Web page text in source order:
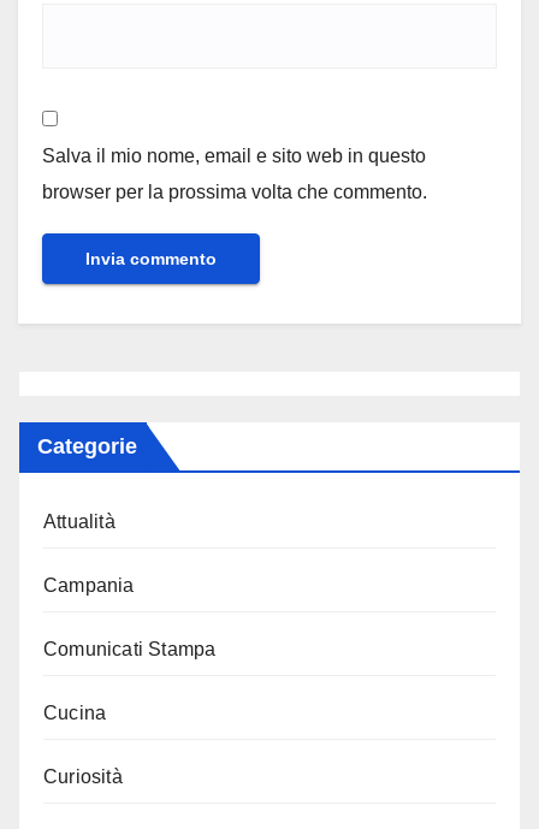
Salva il mio nome, email e sito web in questo
browser per la prossima volta che commento.
Categorie
Attualità
Campania
Comunicati Stampa
Cucina
Curiosità